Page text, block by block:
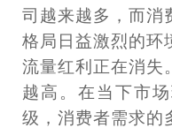
司越来越多，而消
格局日益激烈的环
流量红利正在消失
越高。在当下市
级，消费者需求的